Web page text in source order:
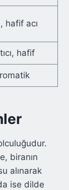
hafif acı
hafif
biranın
alınarak
ise dilde